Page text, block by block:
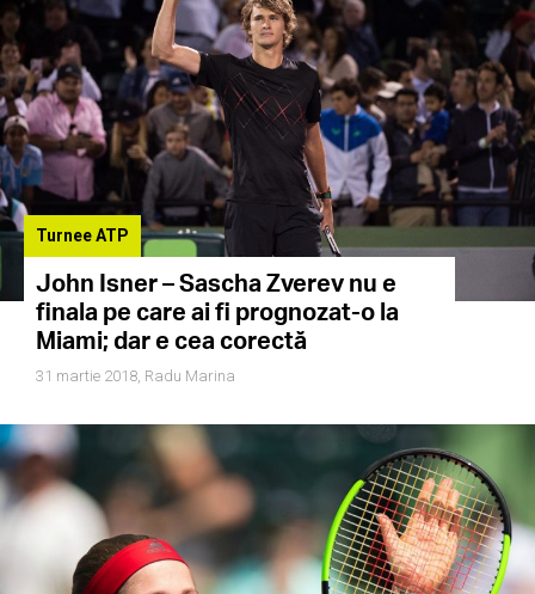
Turnee ATP
John Isner – Sascha Zverev nu e
finala pe care ai fi prognozat-o la
Miami; dar e cea corectă
31 martie 2018, Radu Marina